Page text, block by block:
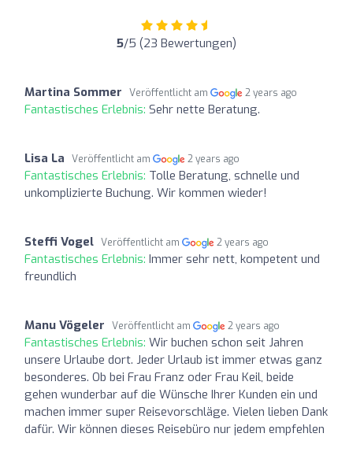
5/5 (23 Bewertungen)
Martina Sommer Veröffentlicht am 2 years ago
Fantastisches Erlebnis: Sehr nette Beratung.
Lisa La Veröffentlicht am 2 years ago
Fantastisches Erlebnis: Tolle Beratung, schnelle und
unkomplizierte Buchung. Wir kommen wieder!
Steffi Vogel Veröffentlicht am 2 years ago
Fantastisches Erlebnis: Immer sehr nett, kompetent und
freundlich
Manu Vögeler Veröffentlicht am 2 years ago
Fantastisches Erlebnis: Wir buchen schon seit Jahren
unsere Urlaube dort. Jeder Urlaub ist immer etwas ganz
besonderes. Ob bei Frau Franz oder Frau Keil, beide
gehen wunderbar auf die Wünsche Ihrer Kunden ein und
machen immer super Reisevorschläge. Vielen lieben Dank
dafür. Wir können dieses Reisebüro nur jedem empfehlen